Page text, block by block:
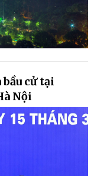
cử tại
Nội